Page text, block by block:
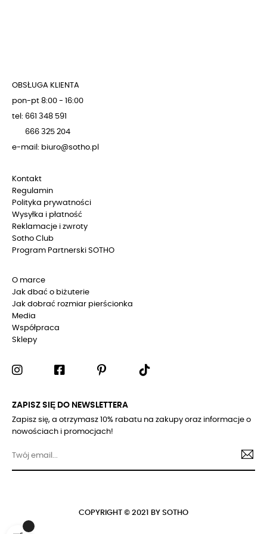
OBSŁUGA KLIENTA
pon-pt 8:00 - 16:00
tel: 661 348 591
666 325 204
e-mail: biuro@sotho.pl
Kontakt
Regulamin
Polityka prywatności
Wysyłka i płatność
Reklamacje i zwroty
Sotho Club
Program Partnerski SOTHO
O marce
Jak dbać o biżuterie
Jak dobrać rozmiar pierścionka
Media
Współpraca
Sklepy
ZAPISZ SIĘ DO NEWSLETTERA
Zapisz się, a otrzymasz 10% rabatu na zakupy oraz informacje o
nowościach i promocjach!
COPYRIGHT © 2021 BY SOTHO